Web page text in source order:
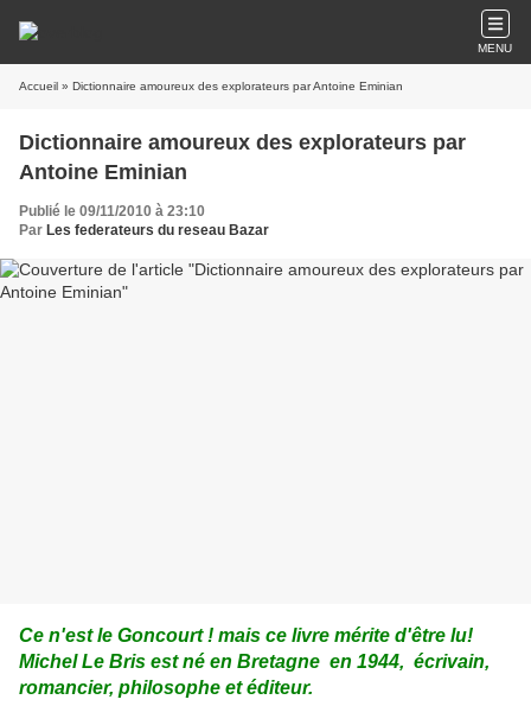
MENU
Accueil » Dictionnaire amoureux des explorateurs par Antoine Eminian
Dictionnaire amoureux des explorateurs par
Antoine Eminian
Publié le 09/11/2010 à 23:10
Par Les federateurs du reseau Bazar
Ce n'est le Goncourt ! mais ce livre mérite d'être lu!
Michel Le Bris est né en Bretagne en 1944, écrivain,
romancier, philosophe et éditeur.